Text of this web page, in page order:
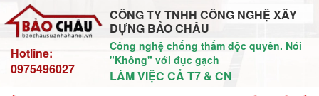
Hotline:
0975496027
CÔNG TY TNHH CÔNG NGHỆ XÂY
DỰNG BẢO CHÂU
Công nghệ chống thấm độc quyền. Nói
"Không" với đục gạch
LÀM VIỆC CẢ T7 & CN